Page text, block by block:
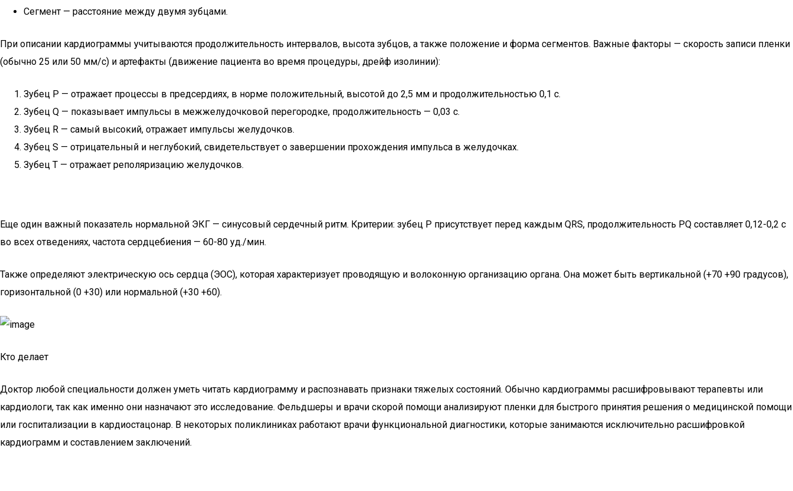
Сегмент — расстояние между двумя зубцами.
При описании кардиограммы учитываются продолжительность интервалов, высота зубцов, а также положение и форма сегментов. Важные факторы — скорость записи пленки
(обычно 25 или 50 мм/с) и артефакты (движение пациента во время процедуры, дрейф изолинии):
Зубец P — отражает процессы в предсердиях, в норме положительный, высотой до 2,5 мм и продолжительностью 0,1 с.
Зубец Q — показывает импульсы в межжелудочковой перегородке, продолжительность — 0,03 с.
Зубец R — самый высокий, отражает импульсы желудочков.
Зубец S — отрицательный и неглубокий, свидетельствует о завершении прохождения импульса в желудочках.
Зубец T — отражает реполяризацию желудочков.
Еще один важный показатель нормальной ЭКГ — синусовый сердечный ритм. Критерии: зубец P присутствует перед каждым QRS, продолжительность PQ составляет 0,12-0,2 с
во всех отведениях, частота сердцебиения — 60-80 уд./мин.
Также определяют электрическую ось сердца (ЭОС), которая характеризует проводящую и волоконную организацию органа. Она может быть вертикальной (+70 +90 градусов),
горизонтальной (0 +30) или нормальной (+30 +60).
Кто делает
Доктор любой специальности должен уметь читать кардиограмму и распознавать признаки тяжелых состояний. Обычно кардиограммы расшифровывают терапевты или
кардиологи, так как именно они назначают это исследование. Фельдшеры и врачи скорой помощи анализируют пленки для быстрого принятия решения о медицинской помощи
или госпитализации в кардиостацонар. В некоторых поликлиниках работают врачи функциональной диагностики, которые занимаются исключительно расшифровкой
кардиограмм и составлением заключений.